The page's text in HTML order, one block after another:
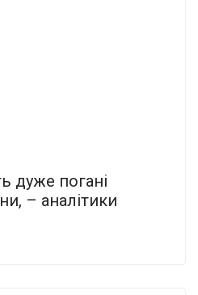
дуже погані
– аналітики